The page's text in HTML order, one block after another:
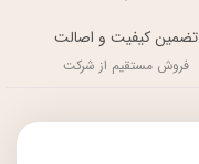
تضمین کیفیت و اصالت
فروش مستقیم از شرکت